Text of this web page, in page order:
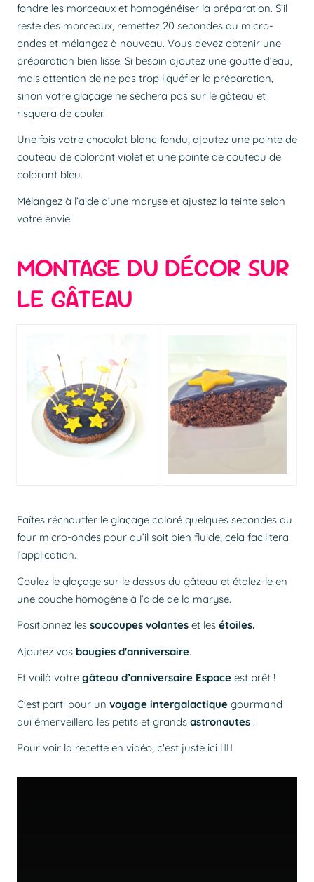
fondre les morceaux et homogénéiser la préparation. S’il
reste des morceaux, remettez 20 secondes au micro-
ondes et mélangez à nouveau. Vous devez obtenir une
préparation bien lisse. Si besoin ajoutez une goutte d’eau,
mais attention de ne pas trop liquéfier la préparation,
sinon votre glaçage ne sèchera pas sur le gâteau et
risquera de couler.
Une fois votre chocolat blanc fondu, ajoutez une pointe de
couteau de colorant violet et une pointe de couteau de
colorant bleu.
Mélangez à l’aide d’une maryse et ajustez la teinte selon
votre envie.
MONTAGE DU DÉCOR SUR
LE GÂTEAU
Faîtes réchauffer le glaçage coloré quelques secondes au
four micro-ondes pour qu’il soit bien fluide, cela facilitera
l’application.
Coulez le glaçage sur le dessus du gâteau et étalez-le en
une couche homogène à l’aide de la maryse.
Positionnez les soucoupes volantes et les étoiles.
Ajoutez vos bougies d'anniversaire.
Et voilà votre gâteau d’anniversaire Espace est prêt !
C'est parti pour un voyage intergalactique gourmand
qui émerveillera les petits et grands astronautes !
Pour voir la recette en vidéo, c'est juste ici 👇🏻